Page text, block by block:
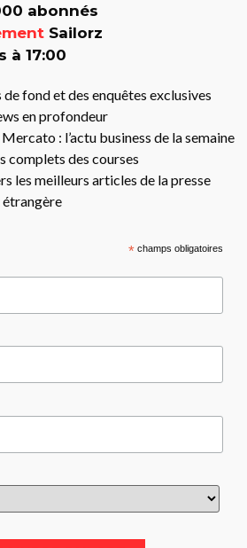
abonnés
Sailorz
à 17:00
fond et des enquêtes exclusives
en profondeur
: l’actu business de la semaine
complets des courses
les meilleurs articles de la presse
* champs obligatoires